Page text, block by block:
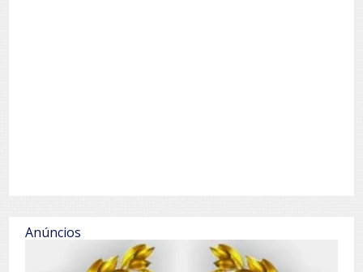
Anúncios